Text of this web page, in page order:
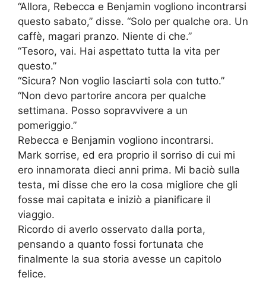
“Allora, Rebecca e Benjamin vogliono incontrarsi
questo sabato,” disse. “Solo per qualche ora. Un
caffè, magari pranzo. Niente di che.”
“Tesoro, vai. Hai aspettato tutta la vita per
questo.”
“Sicura? Non voglio lasciarti sola con tutto.”
“Non devo partorire ancora per qualche
settimana. Posso sopravvivere a un
pomeriggio.”
Rebecca e Benjamin vogliono incontrarsi.
Mark sorrise, ed era proprio il sorriso di cui mi
ero innamorata dieci anni prima. Mi baciò sulla
testa, mi disse che ero la cosa migliore che gli
fosse mai capitata e iniziò a pianificare il
viaggio.
Ricordo di averlo osservato dalla porta,
pensando a quanto fossi fortunata che
finalmente la sua storia avesse un capitolo
felice.